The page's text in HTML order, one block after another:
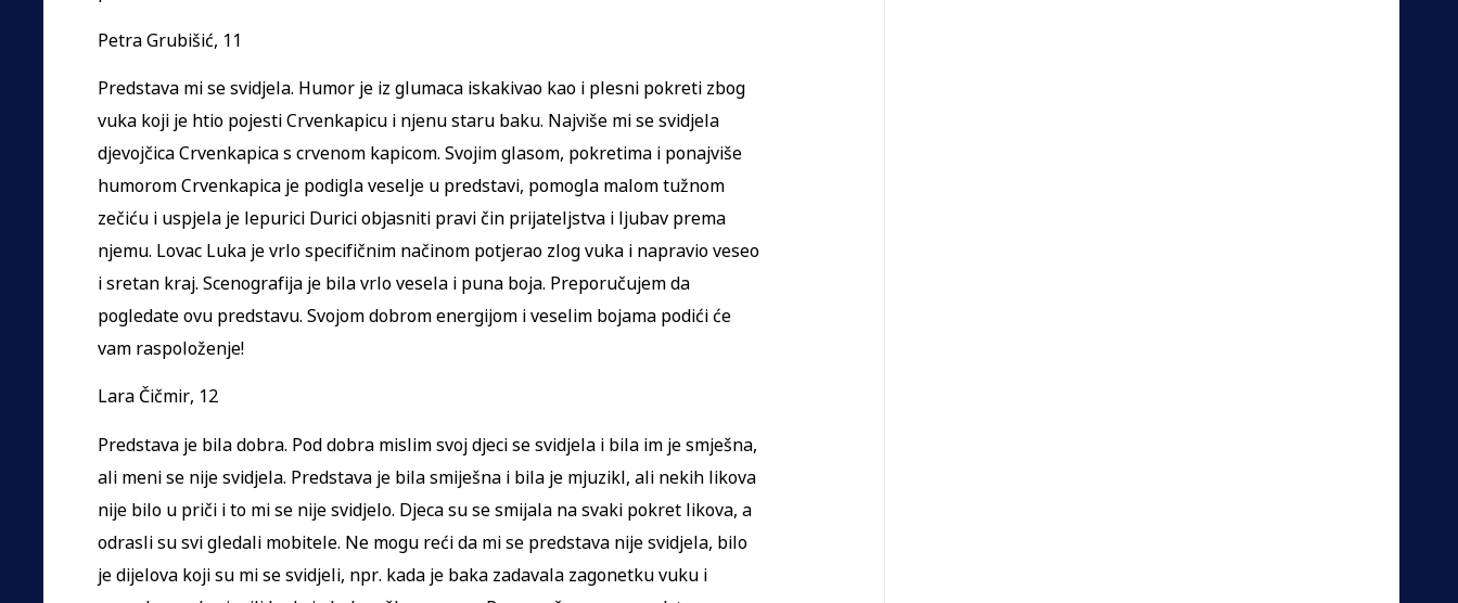
Petra Grubišić, 11
Predstava mi se svidjela. Humor je iz glumaca iskakivao kao i plesni pokreti zbog
vuka koji je htio pojesti Crvenkapicu i njenu staru baku. Najviše mi se svidjela
djevojčica Crvenkapica s crvenom kapicom. Svojim glasom, pokretima i ponajviše
humorom Crvenkapica je podigla veselje u predstavi, pomogla malom tužnom
zečiću i uspjela je lepurici Durici objasniti pravi čin prijateljstva i ljubav prema
njemu. Lovac Luka je vrlo specifičnim načinom potjerao zlog vuka i napravio veseo
i sretan kraj. Scenografija je bila vrlo vesela i puna boja. Preporučujem da
pogledate ovu predstavu. Svojom dobrom energijom i veselim bojama podići će
vam raspoloženje!
Lara Čičmir, 12
Predstava je bila dobra. Pod dobra mislim svoj djeci se svidjela i bila im je smješna,
ali meni se nije svidjela. Predstava je bila smiješna i bila je mjuzikl, ali nekih likova
nije bilo u priči i to mi se nije svidjelo. Djeca su se smijala na svaki pokret likova, a
odrasli su svi gledali mobitele. Ne mogu reći da mi se predstava nije svidjela, bilo
je dijelova koji su mi se svidjeli, npr. kada je baka zadavala zagonetku vuku i